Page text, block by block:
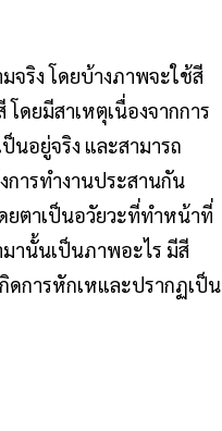
จริง โดยบ้างภาพจะใช้สี
ดยมีสาเหตุเนื่องจากการ
นอยู่จริง และสามารถ
การทำงานประสานกัน
ยตาเป็นอวัยวะที่ทำหน้าที่
านั้นเป็นภาพอะไร มีสี
ดการหักเหและปรากฏเป็น